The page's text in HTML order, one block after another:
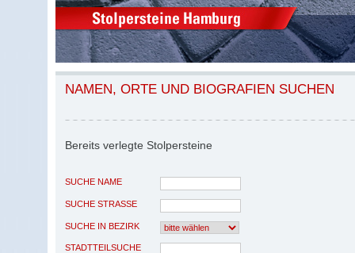
NAMEN, ORTE UND BIOGRAFIEN SUCHEN
Bereits verlegte Stolpersteine
SUCHE NAME
SUCHE STRASSE
SUCHE IN BEZIRK
STADTTEILSUCHE